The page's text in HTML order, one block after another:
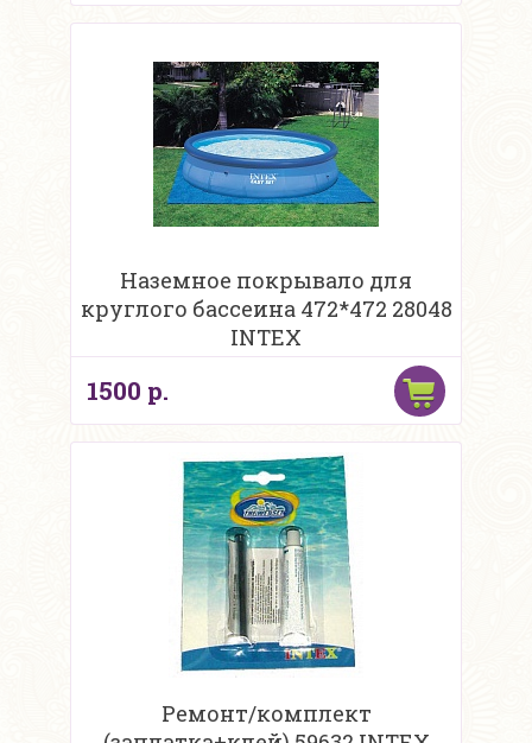
Наземное покрывало для
круглого бассеина 472*472 28048
INTEX
1500 р.
Ремонт/комплект